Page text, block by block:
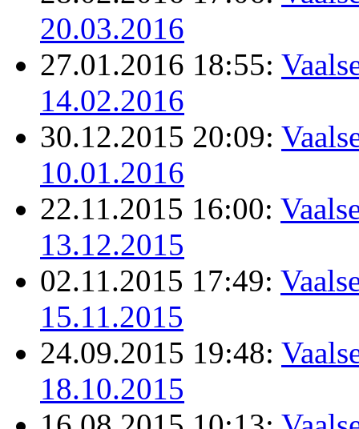
20.03.2016
27.01.2016 18:55:
14.02.2016
30.12.2015 20:09:
10.01.2016
22.11.2015 16:00:
13.12.2015
02.11.2015 17:49:
15.11.2015
24.09.2015 19:48:
18.10.2015